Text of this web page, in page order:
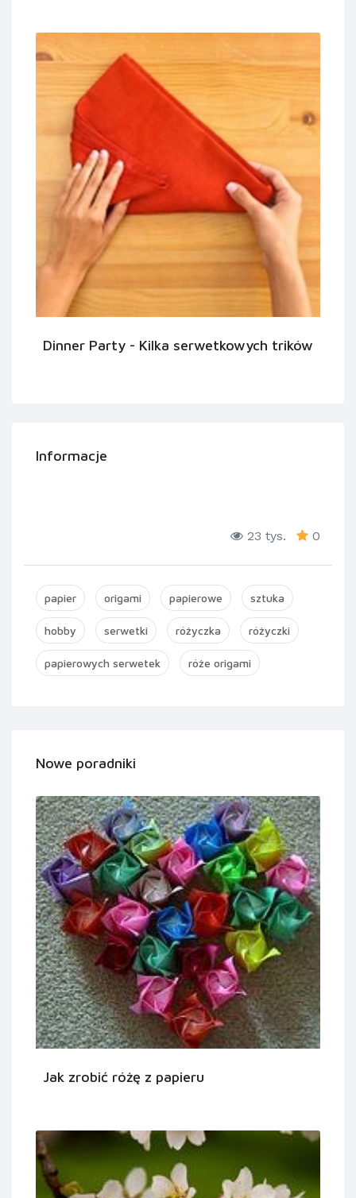
Dinner Party - Kilka serwetkowych trików
Informacje
23 tys. 0
papier origami papierowe sztuka
hobby serwetki różyczka różyczki
papierowych serwetek róże origami
Nowe poradniki
Jak zrobić różę z papieru